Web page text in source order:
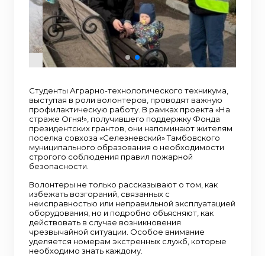
Студенты Аграрно-технологического техникума,
выступая в роли волонтеров, проводят важную
профилактическую работу. В рамках проекта «На
страже Огня!», получившего поддержку Фонда
президентских грантов, они напоминают жителям
поселка совхоза «Селезневский» Тамбовского
муниципального образования о необходимости
строгого соблюдения правил пожарной
безопасности.
Волонтеры не только рассказывают о том, как
избежать возгораний, связанных с
неисправностью или неправильной эксплуатацией
оборудования, но и подробно объясняют, как
действовать в случае возникновения
чрезвычайной ситуации. Особое внимание
уделяется номерам экстренных служб, которые
необходимо знать каждому.